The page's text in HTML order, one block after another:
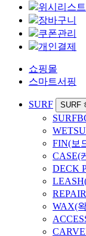
위시리스트
장바구니
쿠폰관리
개인결제
쇼핑몰
스마트서핑
SURF SURF
FIN(보
CASE(
DECK
WAX(